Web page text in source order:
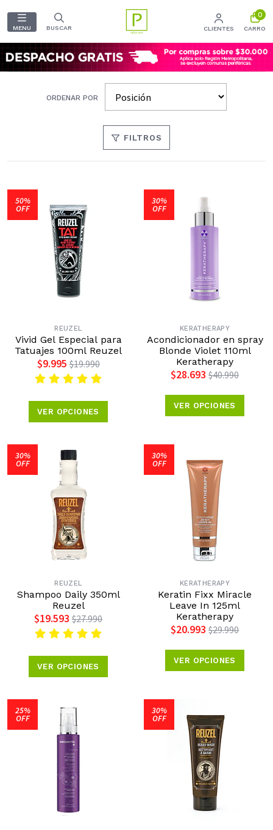
MENU BUSCAR CLIENTES
0
CARRO
ORDENAR POR
FILTROS
50%
OFF
REUZEL
Vivid Gel Especial para
Tatuajes 100ml Reuzel
$9.995 $19.990
VER OPCIONES
30%
OFF
KERATHERAPY
Acondicionador en spray
Blonde Violet 110ml
Keratherapy
$28.693 $40.990
VER OPCIONES
30%
OFF
REUZEL
Shampoo Daily 350ml
Reuzel
$19.593 $27.990
VER OPCIONES
30%
OFF
KERATHERAPY
Keratin Fixx Miracle
Leave In 125ml
Keratherapy
$20.993 $29.990
VER OPCIONES
25%
OFF
30%
OFF